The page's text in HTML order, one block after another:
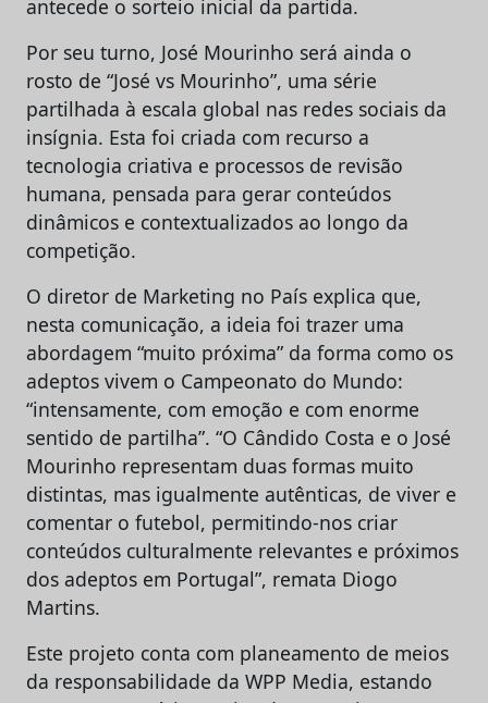
antecede o sorteio inicial da partida.
Por seu turno, José Mourinho será ainda o
rosto de “José vs Mourinho”, uma série
partilhada à escala global nas redes sociais da
insígnia. Esta foi criada com recurso a
tecnologia criativa e processos de revisão
humana, pensada para gerar conteúdos
dinâmicos e contextualizados ao longo da
competição.
O diretor de Marketing no País explica que,
nesta comunicação, a ideia foi trazer uma
abordagem “muito próxima” da forma como os
adeptos vivem o Campeonato do Mundo:
“intensamente, com emoção e com enorme
sentido de partilha”. “O Cândido Costa e o José
Mourinho representam duas formas muito
distintas, mas igualmente autênticas, de viver e
comentar o futebol, permitindo-nos criar
conteúdos culturalmente relevantes e próximos
dos adeptos em Portugal”, remata Diogo
Martins.
Este projeto conta com planeamento de meios
da responsabilidade da WPP Media, estando